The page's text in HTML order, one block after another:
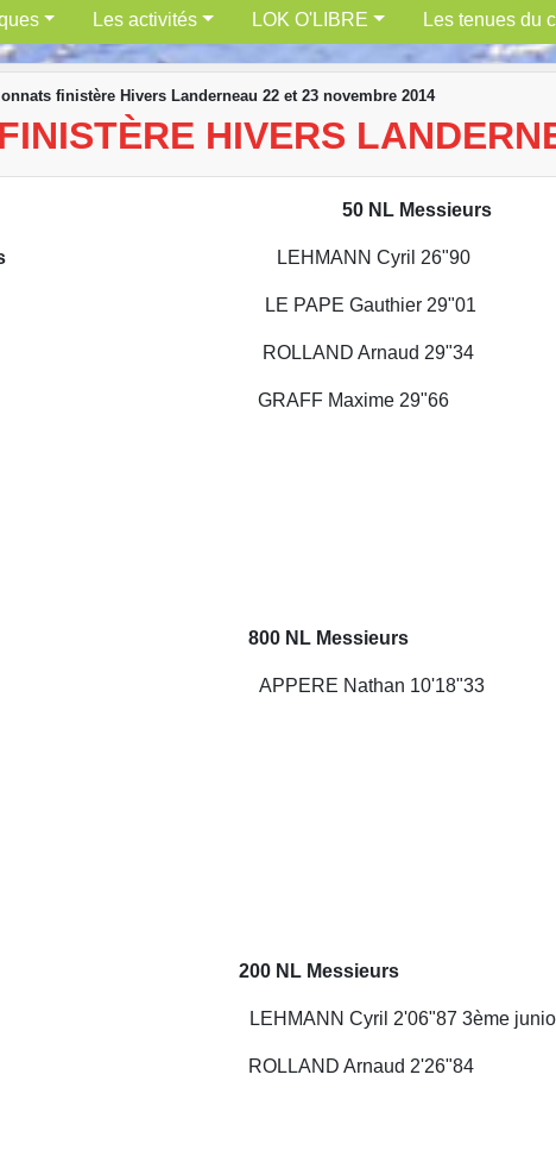
Les activités LOK O'LIBRE Les tenues du
finistère Hivers Landerneau 22 et 23 novembre 2014
HIVERS
50 NL Messieurs
minimes LEHMANN Cyril 26"90
LE PAPE Gauthier 29"01
ROLLAND Arnaud 29"34
GRAFF Maxime 29"66
800 NL Messieurs
APPERE Nathan 10'18"33
200 NL Messieurs
LEHMANN Cyril 2'06"87 3ème juniors /
ROLLAND Arnaud 2'26"84